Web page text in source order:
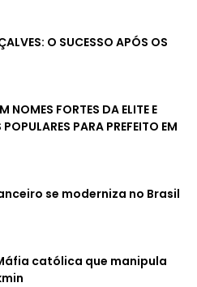
O SUCESSO APÓS OS
NOMES FORTES DA ELITE E
PARA PREFEITO EM
se moderniza no Brasil
católica que manipula